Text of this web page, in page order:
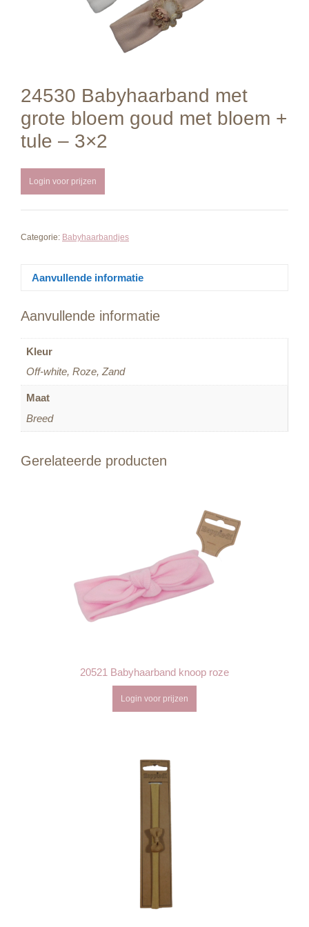
24530 Babyhaarband met
grote bloem goud met bloem +
tule – 3×2
Login voor prijzen
Categorie: Babyhaarbandjes
Aanvullende informatie
Aanvullende informatie
Kleur
Off-white, Roze, Zand
Maat
Breed
Gerelateerde producten
20521 Babyhaarband knoop roze
Login voor prijzen